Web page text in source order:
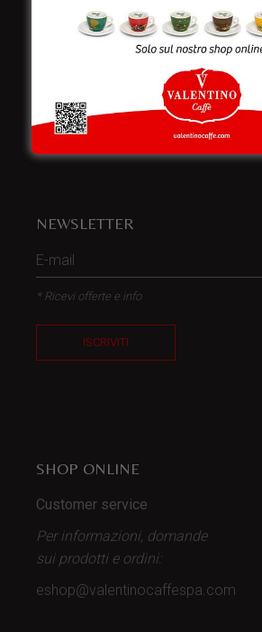
+39 0832 279866
info@valentinocaffespa.com
02583710757
NEWSLETTER
* Ricevi offerte e info
ISCRIVITI
SHOP ONLINE
Customer service
Per informazioni, domande
sui prodotti e ordini:
eshop@valentinocaffespa.com